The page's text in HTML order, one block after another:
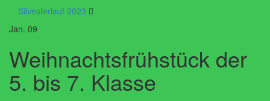
Silvesterlauf 2023
Jan. 09
Weihnachtsfrühstück der
5. bis 7. Klasse